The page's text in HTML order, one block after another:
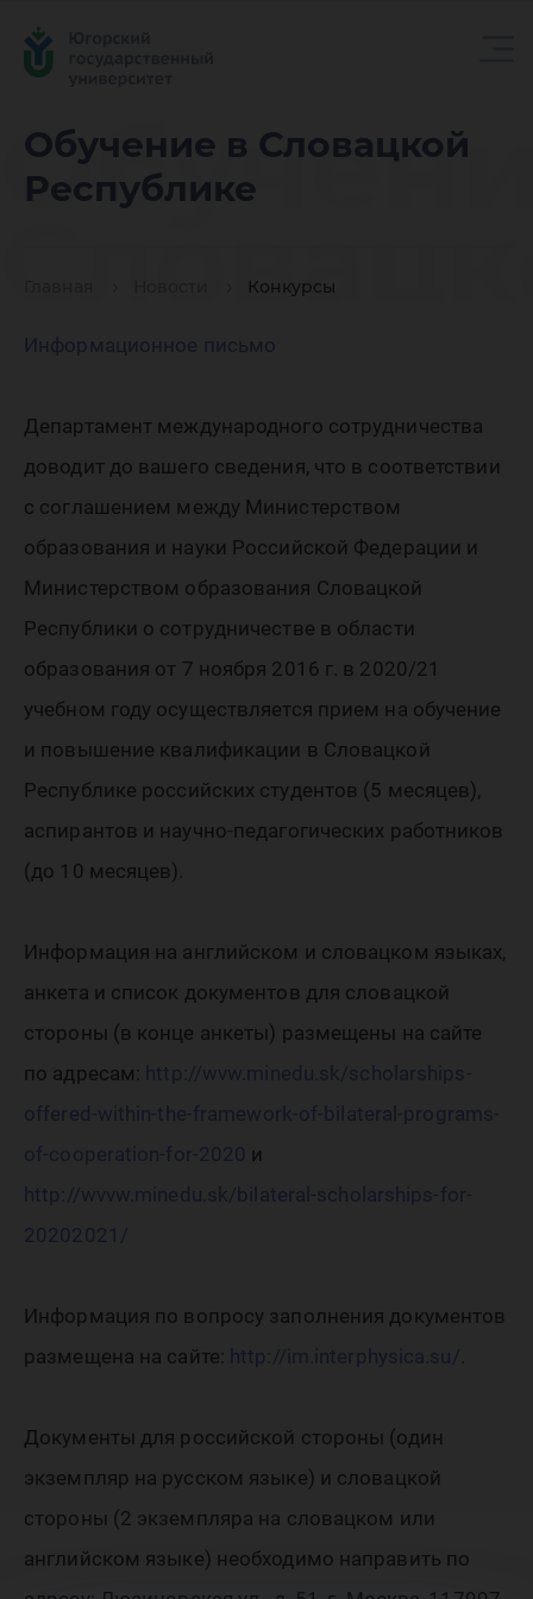
Обучение в Словацкой
Республике
Конкурсы
Информационное письмо
Департамент международного сотрудничества
доводит до вашего сведения, что в соответствии
с соглашением между Министерством
образования и науки Российской Федерации и
Министерством образования Словацкой
Республики о сотрудничестве в области
образования от 7 ноября 2016 г. в 2020/21
учебном году осуществляется прием на обучение
и повышение квалификации в Словацкой
Республике российских студентов (5 месяцев),
аспирантов и научно-педагогических работников
(до 10 месяцев).
Информация на английском и словацком языках,
анкета и список документов для словацкой
стороны (в конце анкеты) размещены на сайте
по адресам: http://wvw.minedu.sk/scholarships-
offered-within-the-framework-of-bilateral-programs-
of-cooperation-for-2020 и
http://wvvw.minedu.sk/bilateral-scholarships-for-
20202021/
Информация по вопросу заполнения документов
размещена на сайте: http://im.interphysica.su/ .
Документы для российской стороны (один
экземпляр на русском языке) и словацкой
стороны (2 экземпляра на словацком или
английском языке) необходимо направить по